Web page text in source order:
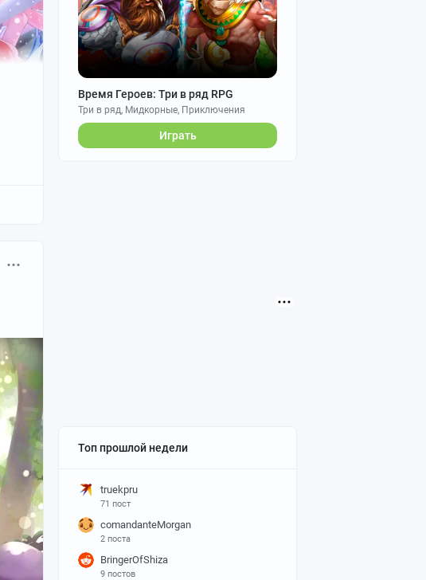
Время Героев: Три в ряд RPG
Три в ряд, Мидкорные, Приключения
Играть
Топ прошлой недели
truekpru
71 пост
comandanteMorgan
2 поста
BringerOfShiza
9 постов